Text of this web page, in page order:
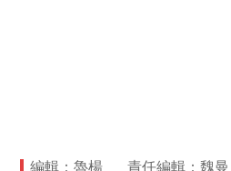
編輯：魯楊 責任編輯：魏曼